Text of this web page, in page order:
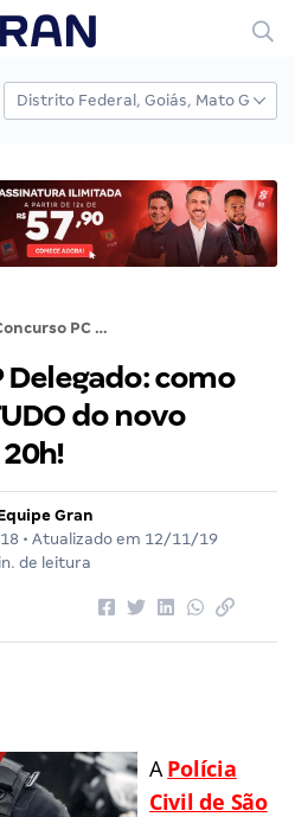
Concurso PC SP Delegado: como passar? Saiba TUDO do novo edital, HOJE, às 20h!
Delegado: como
do novo
Gran
• Atualizado em 12/11/19
de leitura
APolícia
Civil de São